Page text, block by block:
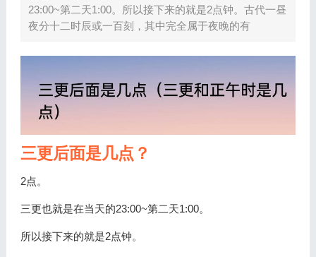
23:00~第二天1:00。所以接下来的就是2点钟。古代一昼
夜分十二时辰或一百刻，其中完全属于夜晚的有
三更后面是几点？
2点。
三更也就是在当天的23:00~第二天1:00。
所以接下来的就是2点钟。